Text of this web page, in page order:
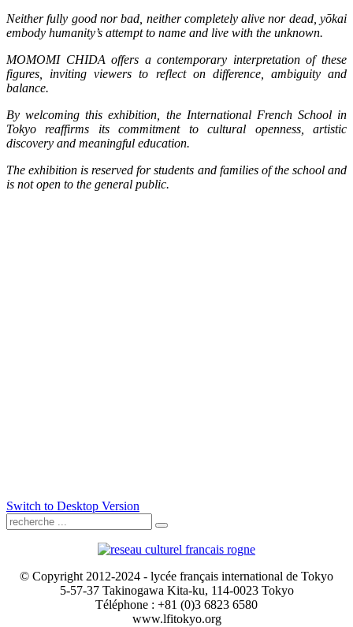
Neither fully good nor bad, neither completely alive nor dead, yōkai
embody humanity’s attempt to name and live with the unknown.
MOMOMI CHIDA offers a contemporary interpretation of these
figures, inviting viewers to reflect on difference, ambiguity and
balance.
By welcoming this exhibition, the International French School in
Tokyo reaffirms its commitment to cultural openness, artistic
discovery and meaningful education.
The exhibition is reserved for students and families of the school and
is not open to the general public.
Switch to Desktop Version
© Copyright 2012-2024 - lycée français international de Tokyo
5-57-37 Takinogawa Kita-ku, 114-0023 Tokyo
Téléphone : +81 (0)3 6823 6580
www.lfitokyo.org